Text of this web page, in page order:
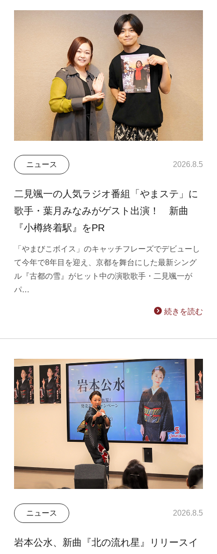
ニュース 2026.8.5
二見颯一の人気ラジオ番組「やまステ」に
歌手・葉月みなみがゲスト出演！ 新曲
『小樽終着駅』をPR
「やまびこボイス」のキャッチフレーズでデビューし
て今年で8年目を迎え、京都を舞台にした最新シング
ル『古都の雪』がヒット中の演歌歌手・二見颯一が
パ…
続きを読む
ニュース 2026.8.5
岩本公水、新曲『北の流れ星』リリースイ